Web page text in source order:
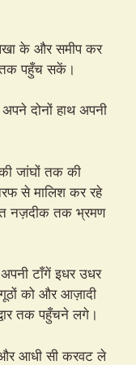
के और समीप कर
तक पहुँच सकें।
दोनों हाथ अपनी
जांघों तक की
से मालिश कर रहे
नज़दीक तक भ्रमण
टाँगें इधर उधर
को और आज़ादी
तक पहुँचने लगे।
आधी सी करवट ले